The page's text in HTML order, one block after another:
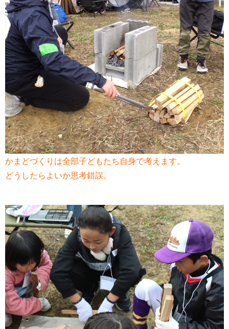
かまどづくりは全部子どもたち自身で考えます。
どうしたらよいか思考錯誤。